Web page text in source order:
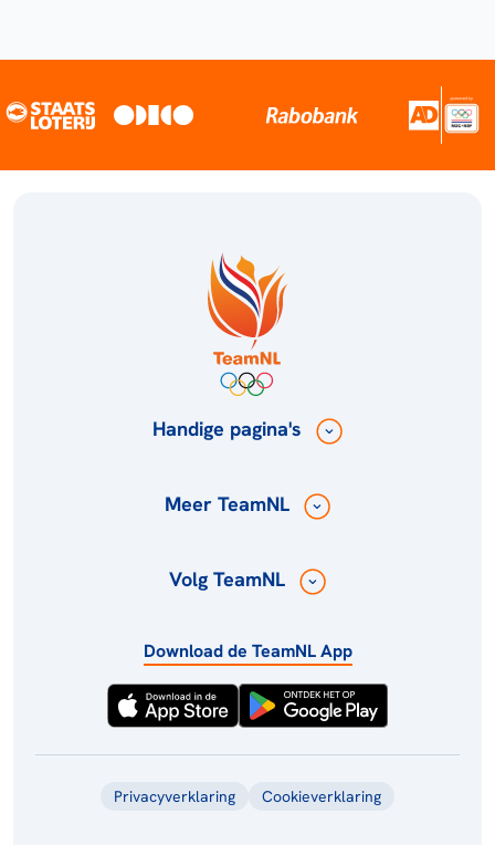
Handige pagina's
Meer TeamNL
Volg TeamNL
Download de TeamNL App
Privacyverklaring Cookieverklaring